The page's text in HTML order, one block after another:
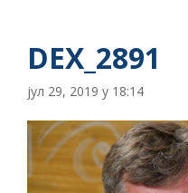
DEX_2891
јул 29, 2019 у 18:14